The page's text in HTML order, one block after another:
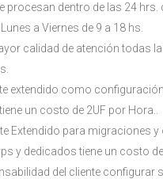
procesan dentro de las 24 hrs.
a Viernes de 9 a 18 hs.
calidad de atención todas
extendido como
un costo de 2UF por Hora..
Extendido para migraciones
y dedicados tiene un costo de
del cliente configurar